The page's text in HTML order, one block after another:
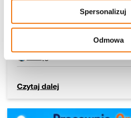
Spersonalizuj
Odmowa
Młodzieżowi liderzy: Siła
Dzień I
Czytaj dalej